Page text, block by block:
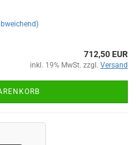
712,50 EUR
inkl. 19% MwSt. zzgl. Versand